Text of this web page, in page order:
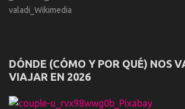
DÓNDE (CÓMO Y POR QUÉ) NOS
VIAJAR EN 2026